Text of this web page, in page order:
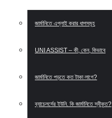
জার্মানিতে এপ্লাই করার ধাপসমূহ
UNI ASSIST – কী, কেন, কিভাবে
জার্মানিতে পড়তে কত টাকা লাগে?
ব্যাচেলর্সের ইউনি. কি জার্মানিতে স্বীকৃত?